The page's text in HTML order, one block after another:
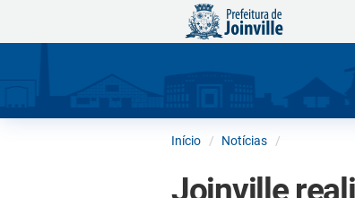
Início Notícias
Joinville